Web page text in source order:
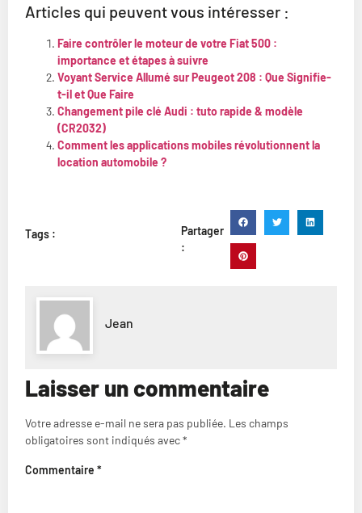
Articles qui peuvent vous intéresser :
Faire contrôler le moteur de votre Fiat 500 :
importance et étapes à suivre
Voyant Service Allumé sur Peugeot 208 : Que Signifie-
t-il et Que Faire
Changement pile clé Audi : tuto rapide & modèle
(CR2032)
Comment les applications mobiles révolutionnent la
location automobile ?
Tags :
Partager
:
Jean
Laisser un commentaire
Votre adresse e-mail ne sera pas publiée. Les champs
obligatoires sont indiqués avec*
Commentaire *